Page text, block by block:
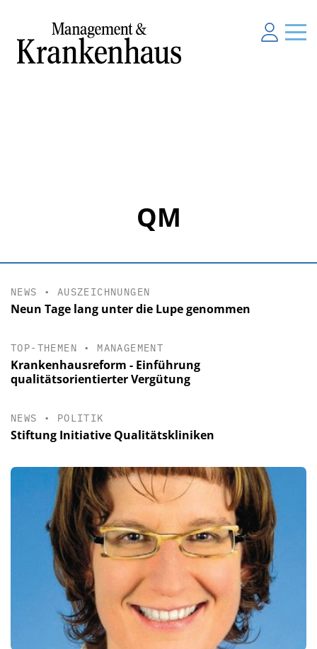
QM
NEWS • AUSZEICHNUNGEN
Neun Tage lang unter die Lupe genommen
TOP-THEMEN • MANAGEMENT
Krankenhausreform - Einführung
qualitätsorientierter Vergütung
NEWS • POLITIK
Stiftung Initiative Qualitätskliniken